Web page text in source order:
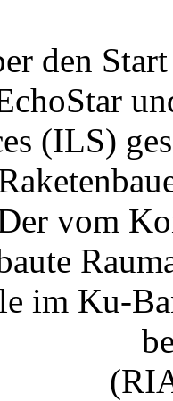
den
(ILS)
vom
im Ku-